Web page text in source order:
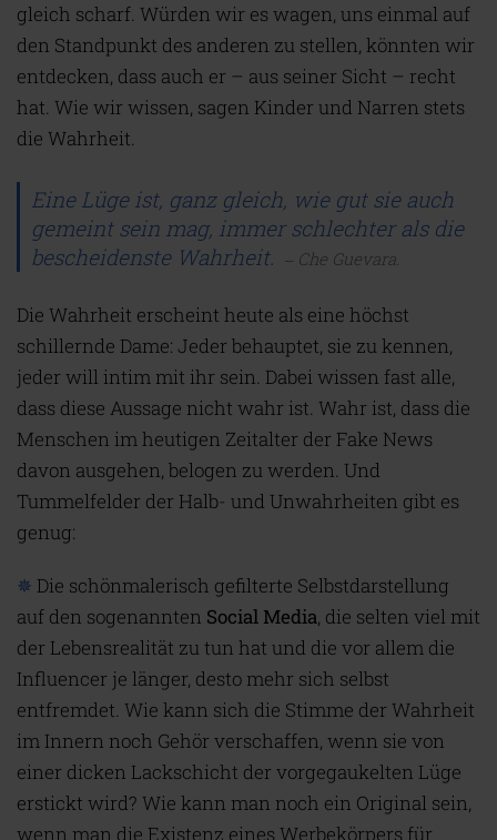
gleich scharf. Würden wir es wagen, uns einmal auf
den Standpunkt des anderen zu stellen, könnten wir
entdecken, dass auch er – aus seiner Sicht – recht
hat. Wie wir wissen, sagen Kinder und Narren stets
die Wahrheit.
Eine Lüge ist, ganz gleich, wie gut sie auch
gemeint sein mag, immer schlechter als die
bescheidenste Wahrheit.
Che Guevara.
Die Wahrheit erscheint heute als eine höchst
schillernde Dame: Jeder behauptet, sie zu kennen,
jeder will intim mit ihr sein. Dabei wissen fast alle,
dass diese Aussage nicht wahr ist. Wahr ist, dass die
Menschen im heutigen Zeitalter der Fake News
davon ausgehen, belogen zu werden. Und
Tummelfelder der Halb- und Unwahrheiten gibt es
genug:
✵ Die schönmalerisch gefilterte Selbstdarstellung
auf den sogenannten Social Media, die selten viel mit
der Lebensrealität zu tun hat und die vor allem die
Influencer je länger, desto mehr sich selbst
entfremdet. Wie kann sich die Stimme der Wahrheit
im Innern noch Gehör verschaffen, wenn sie von
einer dicken Lackschicht der vorgegaukelten Lüge
erstickt wird? Wie kann man noch ein Original sein,
wenn man die Existenz eines Werbekörpers für